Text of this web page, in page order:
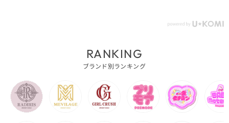
RANKING
ブランド別ランキング